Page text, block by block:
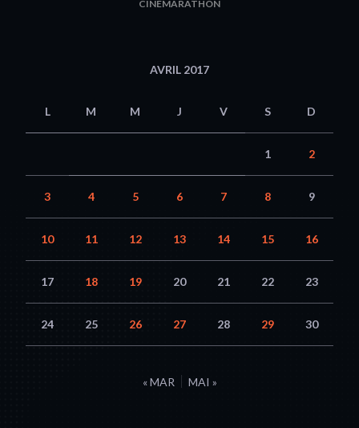
CINÉMARATHON
AVRIL 2017
L M M J V S D
1 2
3 4 5 6 7 8 9
10 11 12 13 14 15 16
17 18 19 20 21 22 23
24 25 26 27 28 29 30
« MAR MAI »